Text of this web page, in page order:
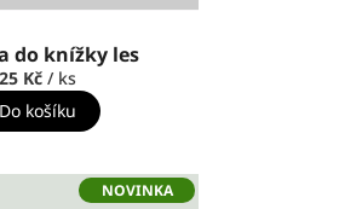
do knížky les
25 Kč / ks
Do košíku
NOVINKA